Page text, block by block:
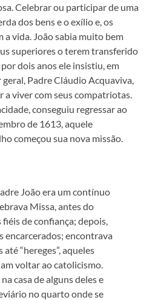
Celebrar ou participar de uma
dos bens e o exílio e, os
a vida. João sabia muito bem
superiores o terem transferido
dois anos ele insistiu, em
Padre Cláudio Acquaviva,
viver com seus compatriotas.
conseguiu regressar ao
de 1613, aquele
começou sua nova missão.
João era um contínuo
Missa, antes do
fiéis de confiança; depois,
encarcerados; encontrava
“hereges”, aqueles
voltar ao catolicismo.
casa de alguns deles e
no quarto onde se